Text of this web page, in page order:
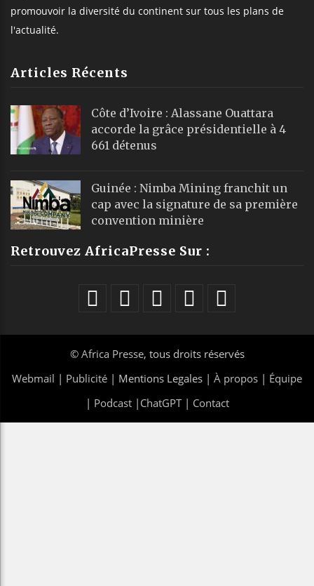
promouvoir la diversité du continent sur tous les plans de
l'actualité.
Articles Récents
Côte d’Ivoire : Alassane Ouattara
accorde la grâce présidentielle à 4
661 détenus
Guinée : Nimba Mining franchit un
cap avec la signature de sa première
convention minière
Retrouvez AfricaPresse Sur :
© Africa Presse, tous droits réservés
Webmail | Publicité | Mentions Legales | À propos | Équipe
| Podcast| ChatGPT| Contact